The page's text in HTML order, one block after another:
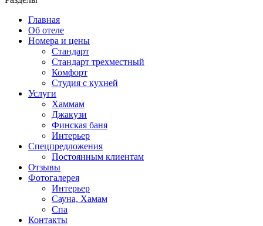
Главная
Об отеле
Номера и цены
Стандарт
Стандарт трехместный
Комфорт
Студия с кухней
Услуги
Хаммам
Джакузи
Финская баня
Интерьер
Спецпредложения
Постоянным клиентам
Отзывы
Фотогалерея
Интерьер
Сауна, Хамам
Спа
Контакты